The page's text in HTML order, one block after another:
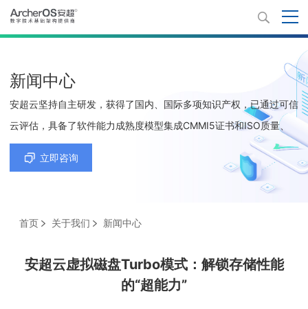
新闻中心
安超云坚持自主研发，获得了国内、国际多项知识产权，已通过可信
云评估，具备了软件能力成熟度模型集成CMMI5证书和ISO质量、
环境、职业健康安全、信息技术服务及信息安全等5项管理体系认证
立即咨询
首页 关于我们 新闻中心
安超云虚拟磁盘Turbo模式：解锁存储性能
的“超能力”